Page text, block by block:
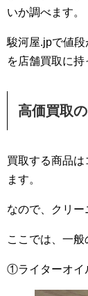
いか調べます。
駿河屋.jpで値
を店舗買取に持
高価買取
買取する商品
ます。
なので、クリー
ここでは、一般
①ライターオイ